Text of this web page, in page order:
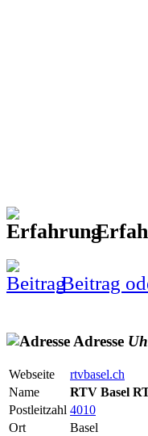
Beitrag
Adresse
Webseite
rtvbasel.ch
Name
RTV Basel
Postleitzahl 4010
Ort
Basel